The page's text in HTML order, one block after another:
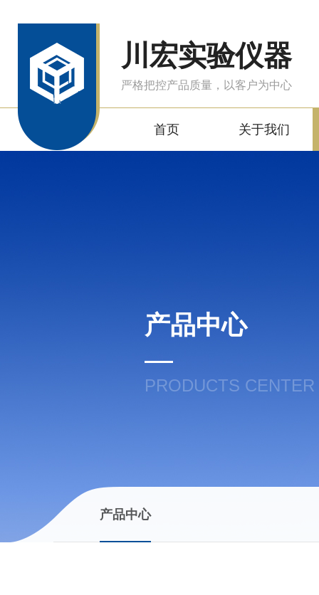
川宏实验仪器
严格把控产品质量，以客户为中心
首页 关于我们
产品中心
PRODUCTS CENTER
产品中心